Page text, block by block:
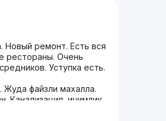
Новый ремонт. Есть вся
рестораны. Очень
Уступка есть.
файзли махалла.
Канализация, ичимлик